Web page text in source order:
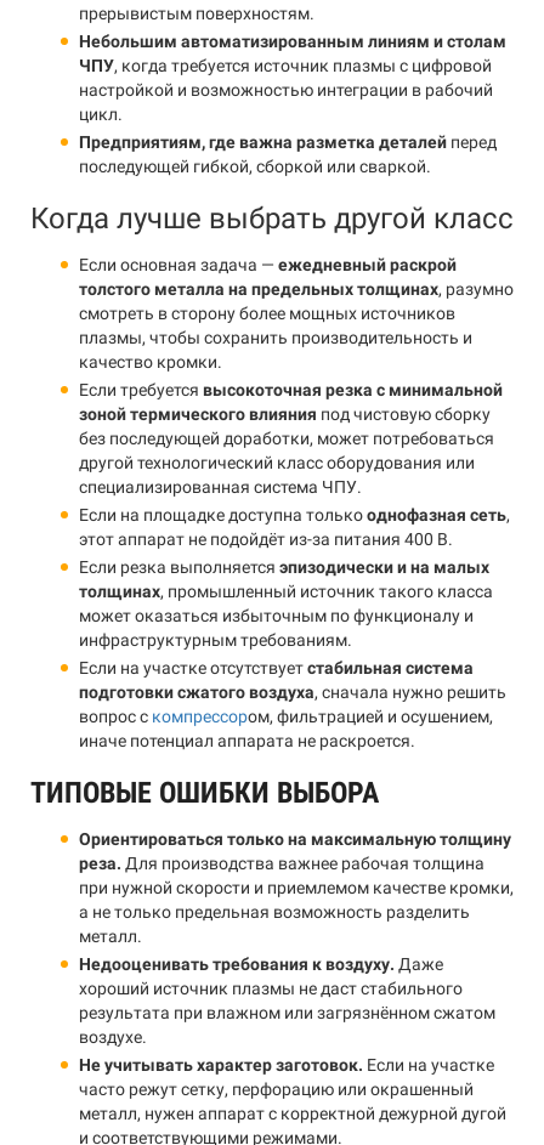
прерывистым поверхностям.
Небольшим автоматизированным линиям и столам
ЧПУ, когда требуется источник плазмы с цифровой
настройкой и возможностью интеграции в рабочий
цикл.
Предприятиям, где важна разметка деталей перед
последующей гибкой, сборкой или сваркой.
Когда лучше выбрать другой класс
Если основная задача — ежедневный раскрой
толстого металла на предельных толщинах, разумно
смотреть в сторону более мощных источников
плазмы, чтобы сохранить производительность и
качество кромки.
Если требуется высокоточная резка с минимальной
зоной термического влияния под чистовую сборку
без последующей доработки, может потребоваться
другой технологический класс оборудования или
специализированная система ЧПУ.
Если на площадке доступна толькооднофазная сеть,
этот аппарат не подойдёт из-за питания 400 В.
Если резка выполняется эпизодически и на малых
толщинах, промышленный источник такого класса
может оказаться избыточным по функционалу и
инфраструктурным требованиям.
Если на участке отсутствуетстабильная система
подготовки сжатого воздуха, сначала нужно решить
вопрос с компрессором, фильтрацией и осушением,
иначе потенциал аппарата не раскроется.
ТИПОВЫЕ ОШИБКИ ВЫБОРА
Ориентироваться только на максимальную толщину
реза. Для производства важнее рабочая толщина
при нужной скорости и приемлемом качестве кромки,
а не только предельная возможность разделить
металл.
Недооценивать требования к воздуху. Даже
хороший источник плазмы не даст стабильного
результата при влажном или загрязнённом сжатом
воздухе.
Не учитывать характер заготовок. Если на участке
часто режут сетку, перфорацию или окрашенный
металл, нужен аппарат с корректной дежурной дугой
и соответствующими режимами.